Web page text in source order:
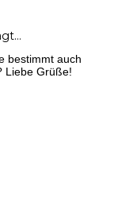
bestimmt auch
Liebe Grüße!